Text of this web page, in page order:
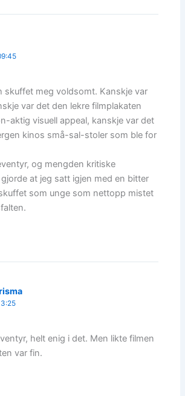
skuffet meg voldsomt. Kanskje var
var det den lekre filmplakaten
aktig visuell appeal, kanskje var det
kinos små-sal-stoler som ble for
og mengden kritiske
at jeg satt igjen med en bitter
som unge som nettopp mistet
helt enig i det. Men likte filmen
var fin.